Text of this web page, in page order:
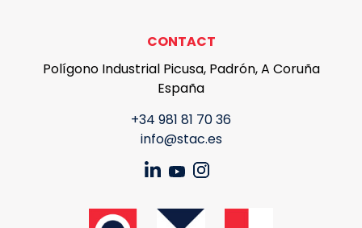
CONTACT
Polígono Industrial Picusa, Padrón, A Coruña
España
+34 981 81 70 36
info@stac.es